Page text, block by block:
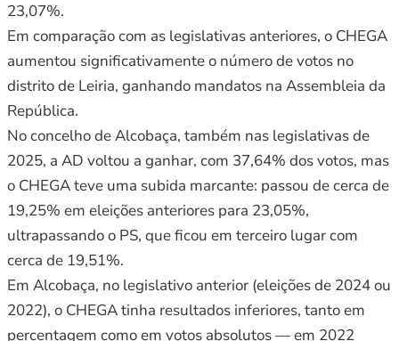
23,07%.
Em comparação com as legislativas anteriores, o CHEGA
aumentou significativamente o número de votos no
distrito de Leiria, ganhando mandatos na Assembleia da
República.
No concelho de Alcobaça, também nas legislativas de
2025, a AD voltou a ganhar, com 37,64% dos votos, mas
o CHEGA teve uma subida marcante: passou de cerca de
19,25% em eleições anteriores para 23,05%,
ultrapassando o PS, que ficou em terceiro lugar com
cerca de 19,51%.
Em Alcobaça, no legislativo anterior (eleições de 2024 ou
2022), o CHEGA tinha resultados inferiores, tanto em
percentagem como em votos absolutos — em 2022